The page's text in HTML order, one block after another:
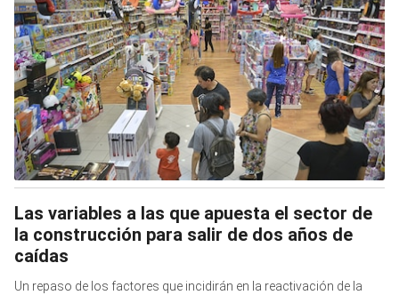
Las variables a las que apuesta el sector de
la construcción para salir de dos años de
caídas
Un repaso de los factores que incidirán en la reactivación de la